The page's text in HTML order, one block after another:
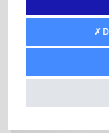
Plano 2D
✗